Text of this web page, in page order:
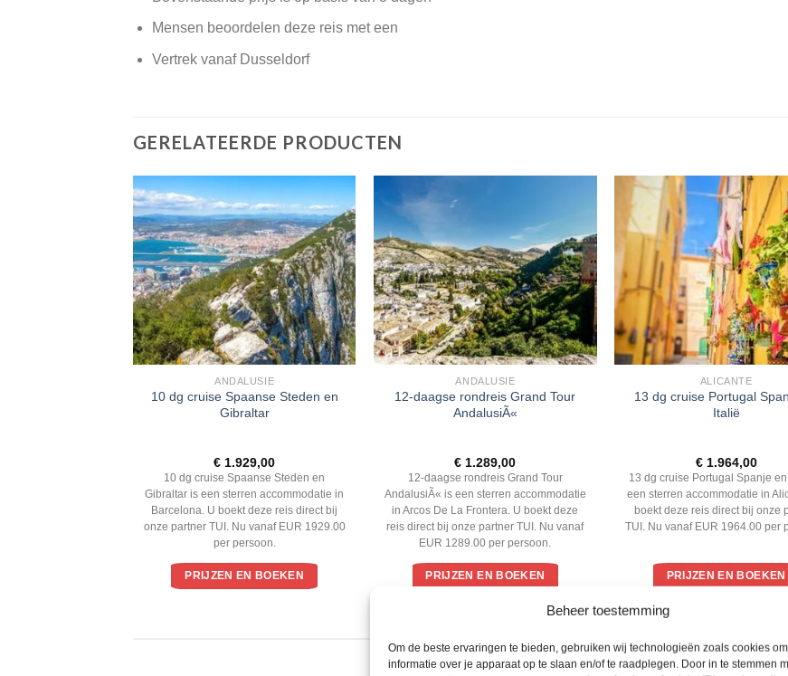
Beheer toestemming
Om de beste ervaringen te bieden, gebruiken wij technologieën zoals cookies om
informatie over je apparaat op te slaan en/of te raadplegen. Door in te stemmen
Mensen beoordelen deze reis met een
Vertrek vanaf Dusseldorf
GERELATEERDE PRODUCTEN
ANDALUSIE
10 dg cruise Spaanse Steden en
Gibraltar
€ 1.929,00
10 dg cruise Spaanse Steden en
Gibraltar is een sterren accommodatie in
Barcelona. U boekt deze reis direct bij
onze partner TUI. Nu vanaf EUR 1929.00
per persoon.
PRIJZEN EN BOEKEN
ANDALUSIE
12-daagse rondreis Grand Tour
AndalusiÃ«
€ 1.289,00
12-daagse rondreis Grand Tour
AndalusiÃ« is een sterren accommodatie
in Arcos De La Frontera. U boekt deze
reis direct bij onze partner TUI. Nu vanaf
EUR 1289.00 per persoon.
PRIJZEN EN BOEKEN
ALICANTE
13 dg cruise Portugal
Italië
€1.964,00
13 dg cruise Portugal Spanje
een sterren accommodatie in
boekt deze reis direct bij onze
TUI. Nu vanaf EUR 1964.00 per
PRIJZEN EN BOEKEN
WAT ZE OVER ONS ZEGGEN